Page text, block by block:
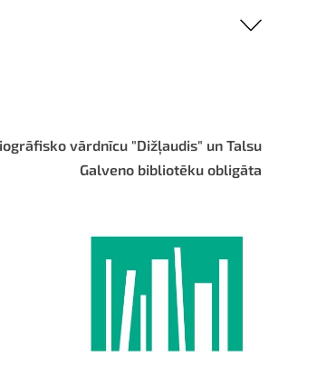
vārdnīcu "Dižļaudis" un Talsu
Galveno bibliotēku obligāta